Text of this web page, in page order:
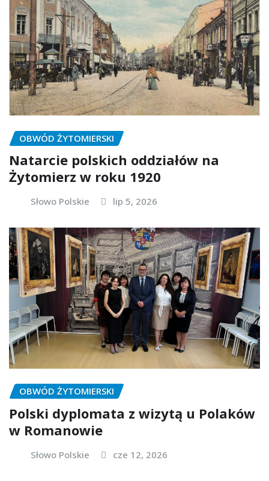
OBWÓD ŻYTOMIERSKI
Natarcie polskich oddziałów na
Żytomierz w roku 1920
Słowo Polskie lip 5, 2026
OBWÓD ŻYTOMIERSKI
Polski dyplomata z wizytą u Polaków
w Romanowie
Słowo Polskie cze 12, 2026